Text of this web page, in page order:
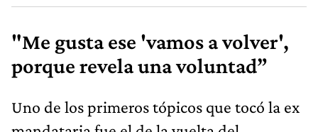
"Me gusta ese 'vamos a volver',
porque revela una voluntad”
Uno de los primeros tópicos que tocó la ex